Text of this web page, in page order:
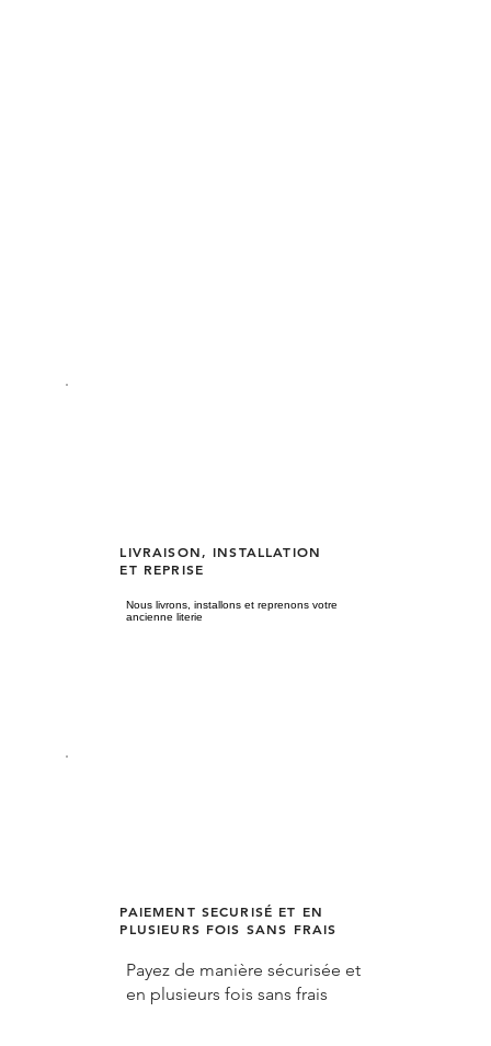
LIVRAISON, INSTALLATION
ET REPRISE
Nous livrons, installons et reprenons votre
ancienne literie
PAIEMENT SECURISÉ ET EN
PLUSIEURS FOIS SANS FRAIS
Payez de manière sécurisée et
en plusieurs fois sans frais